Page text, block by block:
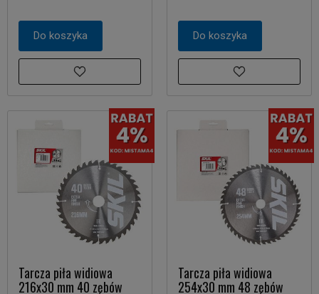
Do koszyka Do koszyka
Tarcza piła widiowa
216x30 mm 40 zębów
Tarcza piła widiowa
254x30 mm 48 zębów